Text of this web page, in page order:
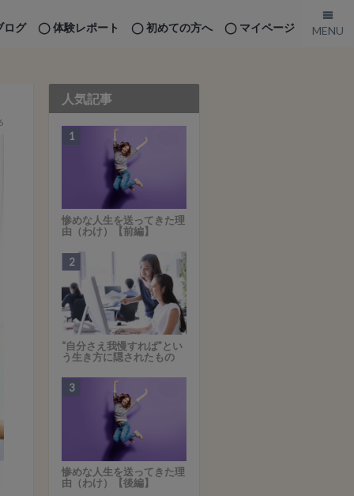
マイページ
初めての方へ
体験レポート
ログ
人気記事
惨めな人生を送ってきた理
由（わけ）【前編】
“自分さえ我慢すれば”とい
う生き方に隠されたもの
惨めな人生を送ってきた理
由（わけ）【後編】